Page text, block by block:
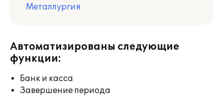
Металлургия
Автоматизированы следующие
функции:
Банк и касса
Завершение периода